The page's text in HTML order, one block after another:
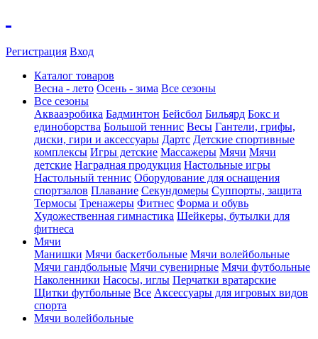
Регистрация Вход
Каталог товаров
Весна - лето Осень - зима Все сезоны
Все сезоны
Аквааэробика Бадминтон Бейсбол Бильярд Бокс и
единоборства Большой теннис Весы Гантели, грифы,
диски, гири и аксессуары Дартс Детские спортивные
комплексы Игры детские Массажеры Мячи Мячи
детские Наградная продукция Настольные игры
Настольный теннис Оборудование для оснащения
спортзалов Плавание Секундомеры Суппорты, защита
Термосы Тренажеры Фитнес Форма и обувь
Художественная гимнастика Шейкеры, бутылки для
фитнеса
Мячи
Манишки Мячи баскетбольные Мячи волейбольные
Мячи гандбольные Мячи сувенирные Мячи футбольные
Наколенники Насосы, иглы Перчатки вратарские
Щитки футбольные Все Аксессуары для игровых видов
спорта
Мячи волейбольные